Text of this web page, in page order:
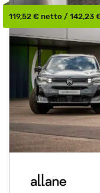
119,52 € netto / 142,23